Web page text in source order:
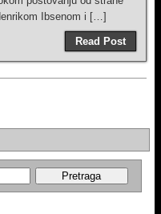
Ibsenom i […]
Read Post